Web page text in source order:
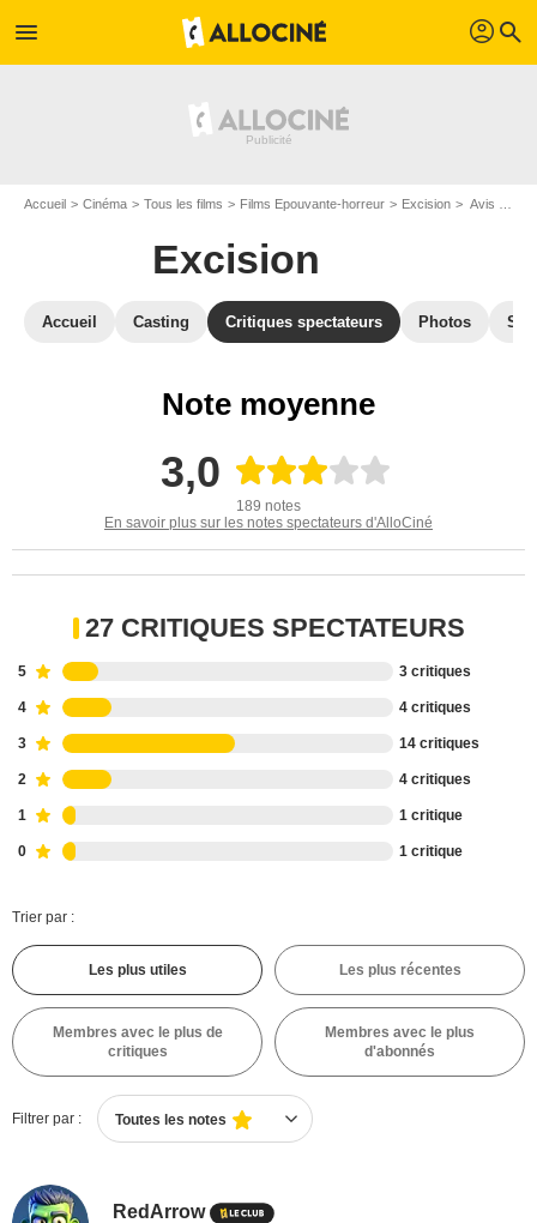
menu profil search
Accueil Cinéma Tous les films Films Epouvante-horreur Excision Avis sur Excision
Excision
Accueil Casting Critiques spectateurs Photos
Note moyenne
3,0
189 notes
En savoir plus sur les notes spectateurs d'AlloCiné
27 CRITIQUES SPECTATEURS
5 3 critiques
4 4 critiques
3 14 critiques
2 4 critiques
1 1 critique
0 1 critique
Trier par :
Les plus utiles Les plus récentes
Membres avec le plus de
critiques
Membres avec le plus
d'abonnés
Filtrer par : Toutes les notes
RedArrow